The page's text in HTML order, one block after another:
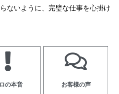
ないように、完璧な仕事を心掛け
の本音 お客様の声